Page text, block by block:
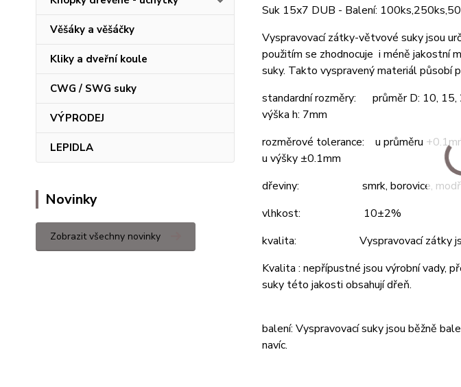
Věšáky a věšáčky
Kliky a dveřní koule
CWG / SWG suky
VÝPRODEJ
LEPIDLA
Novinky
Zobrazit všechny novinky
Suk 15x7 DUB - Balení:
Vyspravovací zátky-větvové suky jsou
použitím se zhodnocuje i méně jakostní
suky. Takto vyspravený materiál působí
standardní rozměry: průměr D: 10, 15,
výška h: 7mm
rozměrové tolerance: u průměru
u výšky ±0.1mm
dřeviny: smrk, borovice, modřín,
vlhkost: 10±2%
kvalita: Vyspravovací zátky jsou
Kvalita : nepřípustné jsou výrobní vady,
suky této jakosti obsahují dřeň.
balení: Vyspravovací suky jsou běžně
navíc.